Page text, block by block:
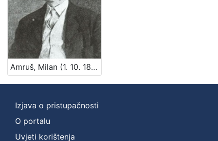
Amruš, Milan (1. 10. 1848. – 26. 05. 1919.)
Izjava o pristupačnosti
O portalu
Uvjeti korištenja